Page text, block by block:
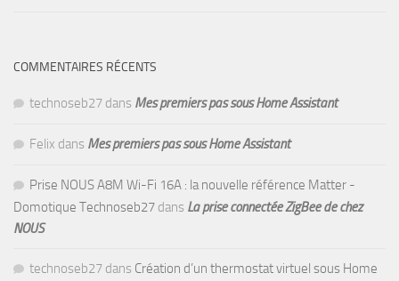
COMMENTAIRES RÉCENTS
technoseb27 dans Mes premiers pas sous Home Assistant
Felix dans Mes premiers pas sous Home Assistant
Prise NOUS A8M Wi-Fi 16A : la nouvelle référence Matter -
Domotique Technoseb27 dans La prise connectée ZigBee de chez
NOUS
technoseb27 dans Création d’un thermostat virtuel sous Home